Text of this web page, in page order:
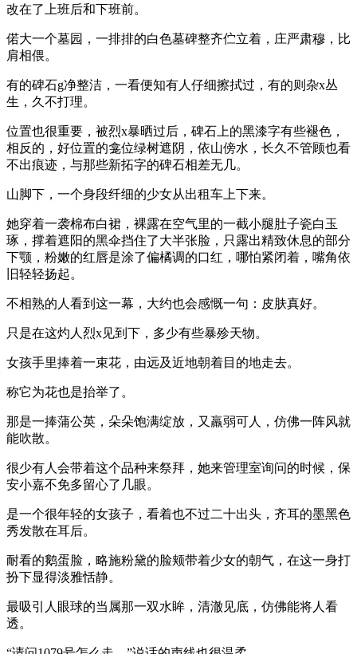
改在了上班后和下班前。
偌大一个墓园，一排排的白色墓碑整齐伫立着，庄严肃穆，比
肩相偎。
有的碑石g净整洁，一看便知有人仔细擦拭过，有的则杂x丛
生，久不打理。
位置也很重要，被烈x暴晒过后，碑石上的黑漆字有些褪色，
相反的，好位置的龛位绿树遮阴，依山傍水，长久不管顾也看
不出痕迹，与那些新拓字的碑石相差无几。
山脚下，一个身段纤细的少女从出租车上下来。
她穿着一袭棉布白裙，裸露在空气里的一截小腿肚子瓷白玉
琢，撑着遮阳的黑伞挡住了大半张脸，只露出精致休息的部分
下颚，粉嫩的红唇是涂了偏橘调的口红，哪怕紧闭着，嘴角依
旧轻轻扬起。
不相熟的人看到这一幕，大约也会感慨一句：皮肤真好。
只是在这灼人烈x见到下，多少有些暴殄天物。
女孩手里捧着一束花，由远及近地朝着目的地走去。
称它为花也是抬举了。
那是一捧蒲公英，朵朵饱满绽放，又羸弱可人，仿佛一阵风就
能吹散。
很少有人会带着这个品种来祭拜，她来管理室询问的时候，保
安小嘉不免多留心了几眼。
是一个很年轻的女孩子，看着也不过二十出头，齐耳的墨黑色
秀发散在耳后。
耐看的鹅蛋脸，略施粉黛的脸颊带着少女的朝气，在这一身打
扮下显得淡雅恬静。
最吸引人眼球的当属那一双水眸，清澈见底，仿佛能将人看
透。